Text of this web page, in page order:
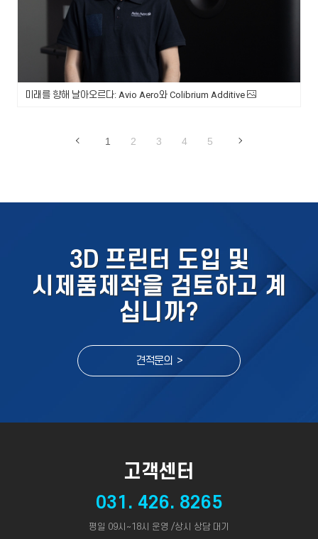
미래를 향해 날아오르다: Avio Aero와 Colibrium Additive
1 2 3 4 5
3D 프린터 도입 및
시제품제작을 검토하고 계
십니까?
견적문의 >
고객센터
031. 426. 8265
평일 09시~18시 운영 /상시 상담 대기